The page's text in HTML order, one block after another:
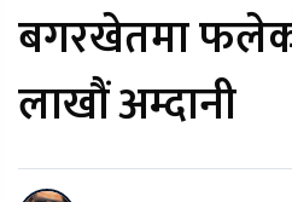
बगरखेतमा
लाखौं अम्दानी